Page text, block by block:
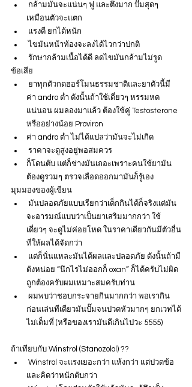
เหมือนตัวจะแตก
แรงดี ยกได้หนัก
ไขมันหน้าท้องจะลงได้ไวกว่าปกติ
รักษากล้ามเนื้อได้ดี ลดไขมันกล้ามไม่รูด
ข้อเสีย
ค่า andro ต่ำ ดังนั้นถ้าใช้เดี่ยวๆ หรรมหด
แน่นอน ผมลองมาแล้ว ต้องใช้คู่ Testosterone
หรืออย่างน้อย Proviron
ค่า andro ต่ำ ไม่ได้แปลว่ามันจะไม่เกิด
ราคาจะดูสูงอยู่พอสมควร
ก็โดนตับ แต่ก็ช่างมันเถอะเพราะคนใช้ยามัน
ต้องดูรวมๆ ตรวจเลือดออกมามันก็รู้เอง
มุมมองของผู้เขียน
จะอารมณ์แบบว่าเป็นยาเสริมมากกว่า ใช้
เดี่ยวๆ จะดูไม่ค่อยโหด ในราคาเดียวกันมีตัวอื่น
ที่ให้ผลได้จัดกว่า
ตังหน่อย “นึกไรไม่ออกก็ oxan” ก็ได้ครับไม่ผิด
ถูกต้องครับผมเหมาะสมครับท่าน
ก่อนเล่นทีเดียวมันปั๊มจนปวดหัวมากๆ ยกเวทได้
ไม่เต็มที่ (หรือของเรามันดีเกินไปวะ 5555)
ถ้าเทียบกับ Winstrol (Stanozolol) ??
และคิดว่าหนักตับกว่า